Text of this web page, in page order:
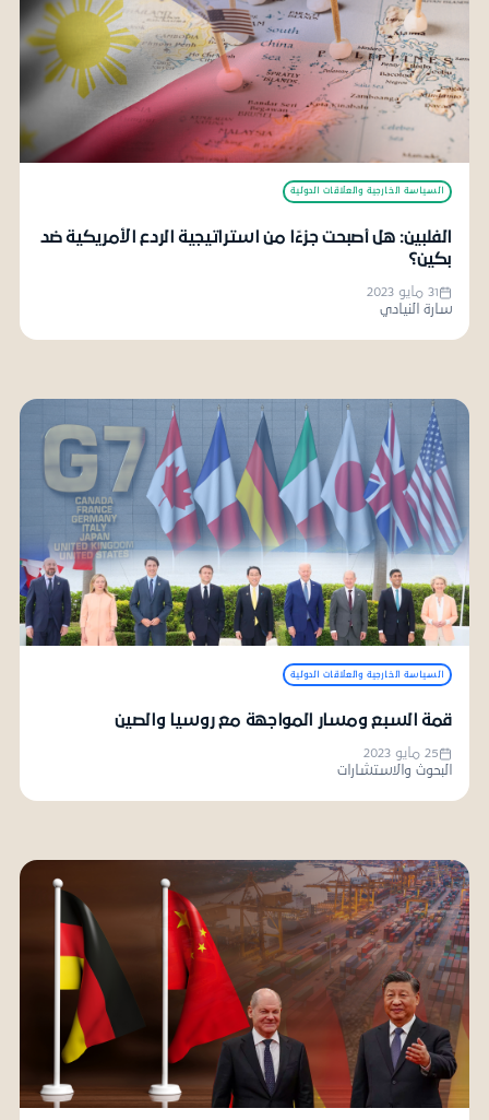
السياسة الخارجية والعلاقات الدولية
الفلبين: هل أصبحت جزءًا من استراتيجية الردع الأمريكية ضد
بكين؟
31 مايو 2023
سارة النيادي
السياسة الخارجية والعلاقات الدولية
قمة السبع ومسار المواجهة مع روسيا والصين
25 مايو 2023
البحوث والاستشارات